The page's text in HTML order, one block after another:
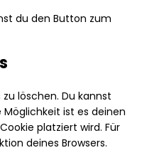
du den Button zum
löschen. Du kannst
ist es deinen
platziert wird. Für
deines Browsers.